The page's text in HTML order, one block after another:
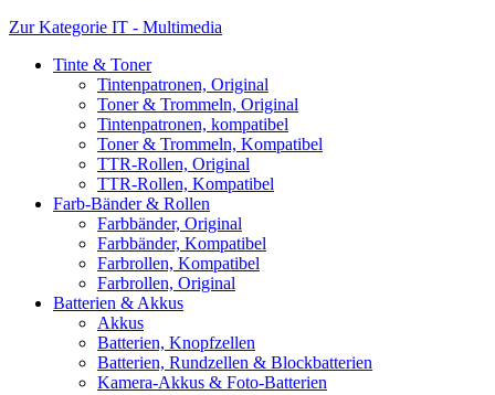
Zur Kategorie IT - Multimedia
Tinte & Toner
Tintenpatronen, Original
Toner & Trommeln, Original
Tintenpatronen, kompatibel
Toner & Trommeln, Kompatibel
TTR-Rollen, Original
TTR-Rollen, Kompatibel
Farb-Bänder & Rollen
Farbbänder, Original
Farbbänder, Kompatibel
Farbrollen, Kompatibel
Farbrollen, Original
Batterien & Akkus
Akkus
Batterien, Knopfzellen
Batterien, Rundzellen & Blockbatterien
Kamera-Akkus & Foto-Batterien